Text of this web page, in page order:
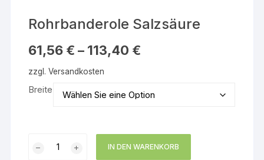
Rohrbanderole Salzsäure
61,56 € – 113,40 €
zzgl.Versandkosten
Breite
Salzsäure
IN DEN WARENKORB